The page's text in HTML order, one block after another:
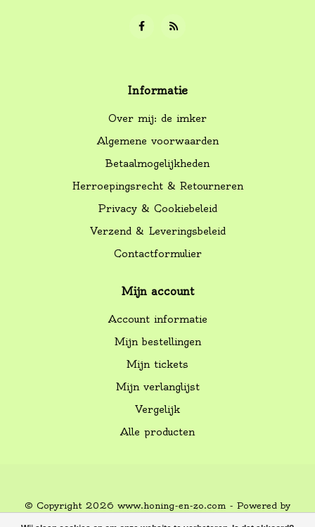
Informatie
Over mij: de imker
Algemene voorwaarden
Betaalmogelijkheden
Herroepingsrecht & Retourneren
Privacy & Cookiebeleid
Verzend & Leveringsbeleid
Contactformulier
Mijn account
Account informatie
Mijn bestellingen
Mijn tickets
Mijn verlanglijst
Vergelijk
Alle producten
© Copyright 2026 www.honing-en-zo.com - Powered by
Lightspeed-Lightspeed designbyDyvelopment